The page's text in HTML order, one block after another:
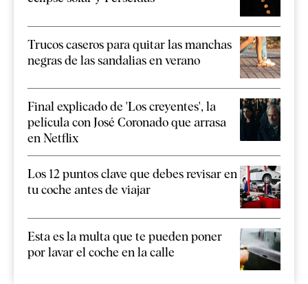
Trucos caseros para quitar las manchas
negras de las sandalias en verano
Final explicado de 'Los creyentes', la
película con José Coronado que arrasa
en Netflix
Los 12 puntos clave que debes revisar en
tu coche antes de viajar
Esta es la multa que te pueden poner
por lavar el coche en la calle